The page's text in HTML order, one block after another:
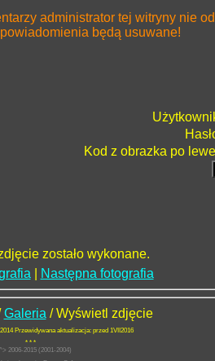
administrator tej witryny nie
będą usuwane!
Kod z obrazka po
zostało wykonane.
Następna fotografia
Galeria /Wyświetl zdjęcie
Przewidywana aktualizacja: przed 1VII2016
* * *
2006-2015 (2001-2004)